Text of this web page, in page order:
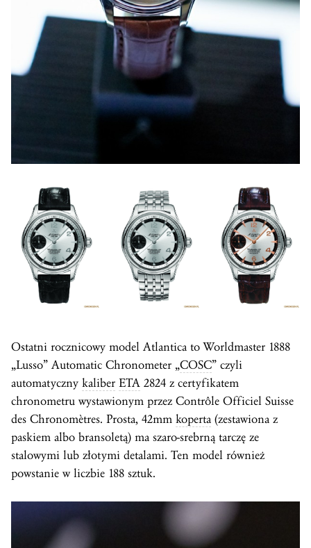
Ostatni rocznicowy model Atlantica to Worldmaster 1888
„Lusso” Automatic Chronometer „COSC” czyli
automatyczny kaliber ETA 2824 z certyfikatem
chronometru wystawionym przez Contrôle Officiel Suisse
des Chronomètres. Prosta, 42mm koperta (zestawiona z
paskiem albo bransoletą) ma szaro-srebrną tarczę ze
stalowymi lub złotymi detalami. Ten model również
powstanie w liczbie 188 sztuk.